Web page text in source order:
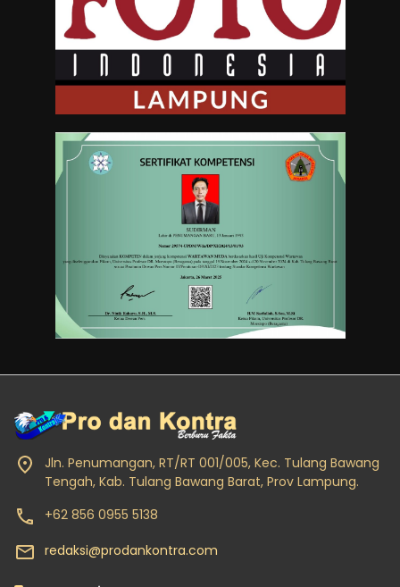
Jln. Penumangan, RT/RT 001/005, Kec. Tulang Bawang
Tengah, Kab. Tulang Bawang Barat, Prov Lampung.
+62 856 0955 5138
redaksi@prodankontra.com